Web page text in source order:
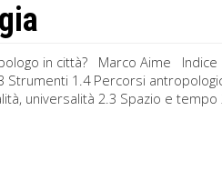
in città? Marco Aime Indice
Strumenti 1.4 Percorsi
universalità 2.3 Spazio e